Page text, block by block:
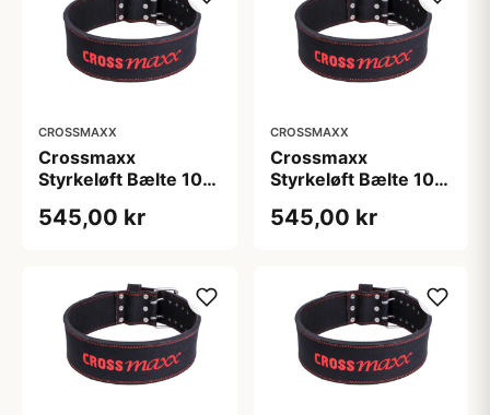
CROSSMAXX
Crossmaxx
Styrkeløft Bælte 10
til tunge squat og
545,00 kr
CROSSMAXX
Crossmaxx
Styrkeløft Bælte 10
til tunge squat og
545,00 kr